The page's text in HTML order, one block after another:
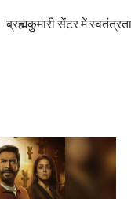
ब्रह्मकुमारी सेंटर में